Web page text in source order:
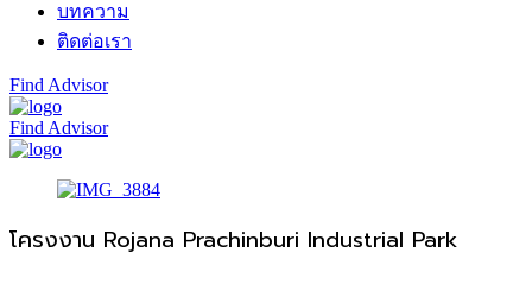
บทความ
ติดต่อเรา
Find Advisor
Find Advisor
โครงงาน Rojana Prachinburi Industrial Park